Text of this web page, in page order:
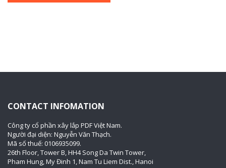
CONTACT INFOMATION
Công ty cổ phần xây lắp PDF Việt Nam.
Người đại diện: Nguyễn Văn Thạch.
Mã số thuế: 0106935099.
26th Floor, Tower B, HH4 Song Da Twin Tower,
Pham Hung, My Đinh 1, Nam Tu Liem Dist., Hanoi